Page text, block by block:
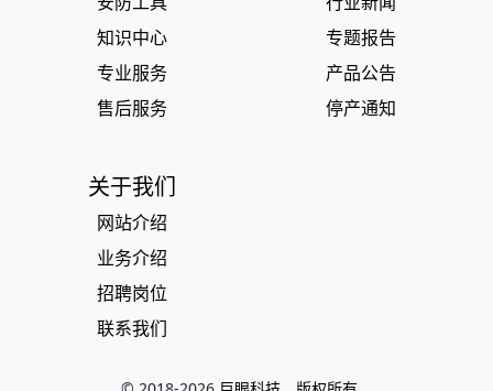
知识中心
专业服务
售后服务
专题报告
产品公告
停产通知
关于我们
网站介绍
业务介绍
招聘岗位
联系我们